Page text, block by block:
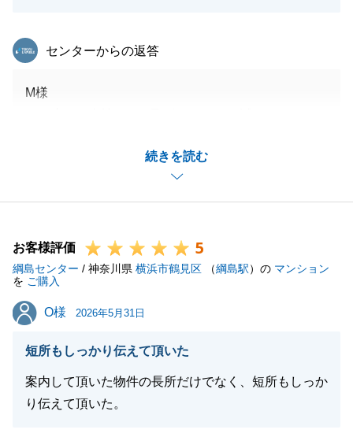
続きを読む
東急リバブル
センターからの返答
M様
今回、司法書士からのご紹介にてご縁をいただき、ご
M様のご希望に合ったお取引になり、大変嬉しく思い
また、別途で不動産のお困りごとがあればいつでもお
気軽にご連絡ください。
引き続き、宜しくお願いいたします。
閉じる
お客様評価 5
綱島センター / 神奈川県 横浜市鶴見区 （綱島駅）の マンション
を ご購入
O様
O様 2026年5月31日
短所もしっかり伝えて頂いた
案内して頂いた物件の長所だけでなく、短所もしっか
り伝えて頂いた。